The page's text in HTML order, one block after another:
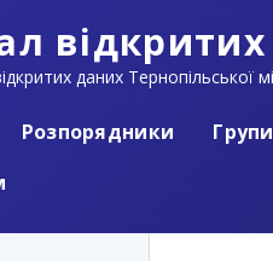
даних Тернопільської
Розпорядники Групи